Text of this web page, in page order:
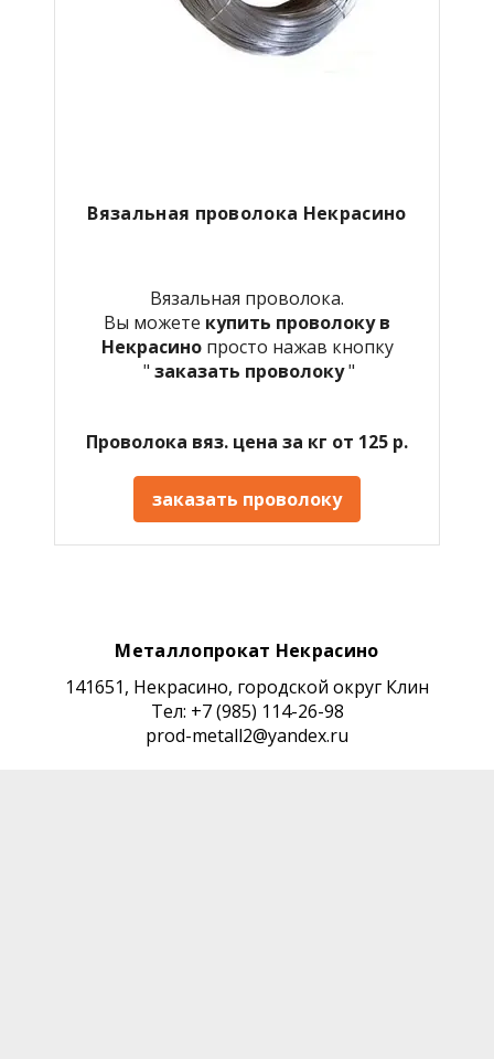
Вязальная проволока Некрасино
Вязальная проволока.
Вы можете купить проволоку в
Некрасино просто нажав кнопку
" заказать проволоку"
Проволока вяз. цена за кг от 125 р.
заказать проволоку
Металлопрокат Некрасино
141651, Некрасино, городской округ Клин
Тел: +7 (985) 114-26-98
prod-metall2@yandex.ru